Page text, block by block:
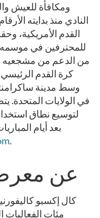
ومكافأة للعيش
النادي منذ بدايته
للمحترفين في موسمه
من الدعم من مشجعيه
وسط مدينة
في الولايات المتحدة.
لتوسيع نطاق
بعد أيام
.
عن معرض
كال إكسبو
مئات